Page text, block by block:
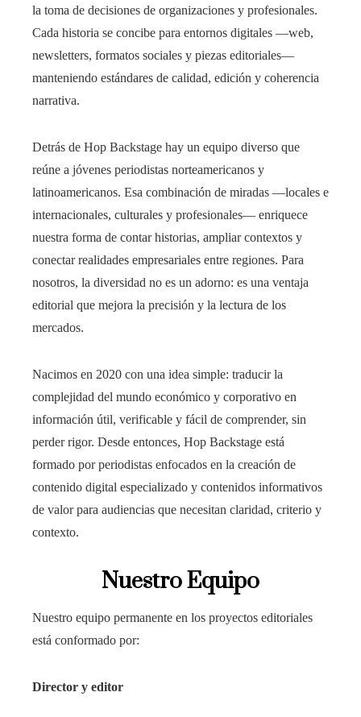
la toma de decisiones de organizaciones y profesionales.
Cada historia se concibe para entornos digitales —web,
newsletters, formatos sociales y piezas editoriales—
manteniendo estándares de calidad, edición y coherencia
narrativa.
Detrás de Hop Backstage hay un equipo diverso que
reúne a jóvenes periodistas norteamericanos y
latinoamericanos. Esa combinación de miradas —locales e
internacionales, culturales y profesionales— enriquece
nuestra forma de contar historias, ampliar contextos y
conectar realidades empresariales entre regiones. Para
nosotros, la diversidad no es un adorno: es una ventaja
editorial que mejora la precisión y la lectura de los
mercados.
Nacimos en 2020 con una idea simple: traducir la
complejidad del mundo económico y corporativo en
información útil, verificable y fácil de comprender, sin
perder rigor. Desde entonces, Hop Backstage está
formado por periodistas enfocados en la creación de
contenido digital especializado y contenidos informativos
de valor para audiencias que necesitan claridad, criterio y
contexto.
Nuestro Equipo
Nuestro equipo permanente en los proyectos editoriales
está conformado por:
Director y editor